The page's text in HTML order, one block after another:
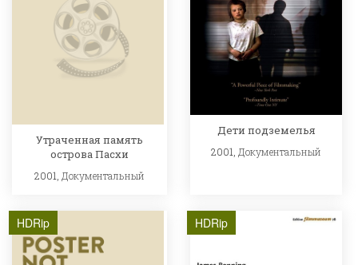
Утраченная память
острова Пасхи
2001, Документальный
Дети подземелья
2001, Документальный
HDRip HDRip